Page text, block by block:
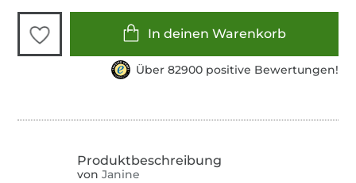
In deinen Warenkorb
Über 82900 positive Bewertungen!
von Janine